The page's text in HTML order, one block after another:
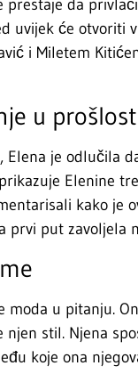
da
uvijek će otvoriti
i Miletem
u prošlost
Elena je odlučila
Elenine
kako je
prvi put zavoljela
u pitanju.
stil. Njena
koje ona